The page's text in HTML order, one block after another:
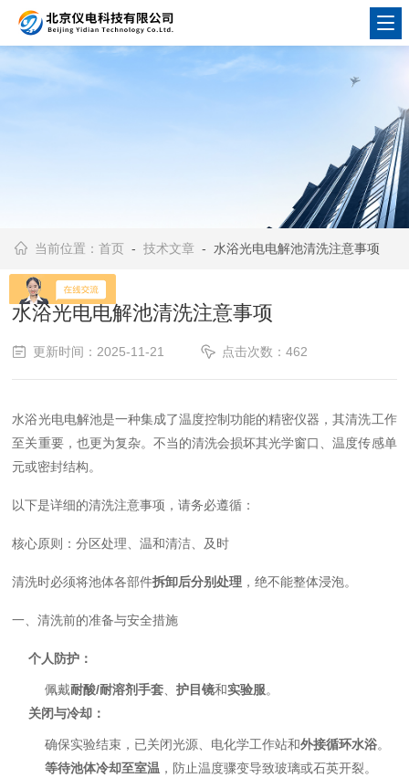
当前位置：首页 -技术文章 - 水浴光电电解池清洗注意事项
水浴光电电解池清洗注意事项
更新时间：2025-11-21 点击次数：462
水浴光电电解池是一种集成了温度控制功能的精密仪器，其清洗工作
至关重要，也更为复杂。不当的清洗会损坏其光学窗口、温度传感单
元或密封结构。
以下是详细的清洗注意事项，请务必遵循：
核心原则：分区处理、温和清洁、及时
清洗时必须将池体各部件拆卸后分别处理 ，绝不能整体浸泡。
一、清洗前的准备与安全措施
个人防护：
佩戴耐酸/耐溶剂手套 、护目镜和实验服。
关闭与冷却：
确保实验结束，已关闭光源、电化学工作站和外接循环水浴。
等待池体冷却至室温 ，防止温度骤变导致玻璃或石英开裂。